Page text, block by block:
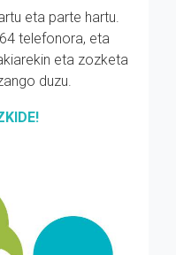
eta parte hartu.
telefonora, eta
eta zozketa
duzu.